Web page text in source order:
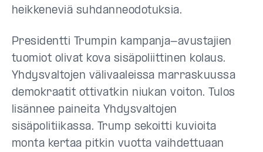
heikkeneviä suhdanneodotuksia.
Presidentti Trumpin kampanja-avustajien
tuomiot olivat kova sisäpoliittinen kolaus.
Yhdysvaltojen välivaaleissa marraskuussa
demokraatit ottivatkin niukan voiton. Tulos
lisännee paineita Yhdysvaltojen
sisäpolitiikassa. Trump sekoitti kuvioita
monta kertaa pitkin vuotta vaihdettuaan